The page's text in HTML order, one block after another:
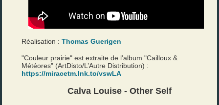
Réalisation :Thomas Guerigen
"Couleur prairie" est extraite de l’album "Cailloux &
Météores" (ArtDisto/L’Autre Distribution) :
https://miracetm.lnk.to/vswLA
Calva Louise - Other Self